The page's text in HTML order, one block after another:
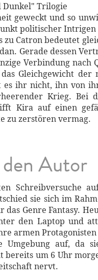
Dunkel" Trilogie
geweckt und so
politischer Intrigen
zu Catron bedeutet
Gerade dessen
Verbindung nach
Gleichgewicht der
es ihr nicht, ihn von
Krieg. Bei
Kira auf einen
zu zerstören vermag.
Autor
Schreibversuche
sie sich im
Genre Fantasy.
den Laptop und
armen
Umgebung auf, da
um 6 Uhr
nervt.